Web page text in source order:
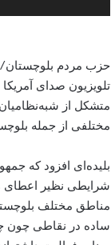
تلویزیون صدای
متشکل از
مختلفی از جمله
بلیده‌ای افزود که
شرایطی نظیر اعطای
مناطق مختلف
ساده در نقاطی چون